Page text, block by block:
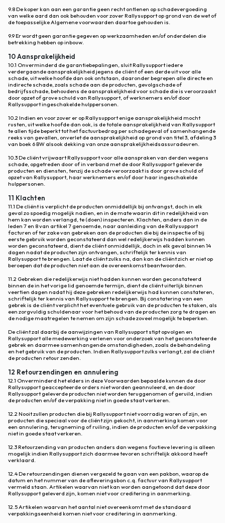
9.8 De koper kan aan een garantie geen recht ontlenen op schadevergoeding
van welke aard dan ook behouden voor zover Rallysupport op grond van de wet of
de toepasselijke Algemene voorwaarden daartoe gehouden is.
9.9 Er wordt geen garantie gegeven op werkzaamheden en/of onderdelen die
betrekking hebben op inbouw.
10 Aansprakelijkheid
10.1 Onverminderd de garantiebepalingen, sluit Rallysupport iedere
verdergaande aansprakelijkheid jegens de cliënt of een derde uit voor alle
schade, uit welke hoofde dan ook ontstaan, daaronder begrepen alle directe en
indirecte schade, zoals schade aan de producten, gevolgschade of
bedrijfsschade, behoudens de aansprakelijkheid voor schade die is veroorzaakt
door opzet of grove schuld van Rallysupport, of werknemers en/of door
Rallysupport ingeschakelde hulppersonen.
10.2 Indien en voor zover er op Rallysupport enige aansprakelijkheid mocht
rusten, uit welke hoofde dan ook, is de totale aansprakelijkheid van Rallysupport
te allen tijde beperkt tot het factuurbedrag per schadegeval of samenhangende
reeks van gevallen, onverlet de aansprakelijkheid op grond van titel 3, afdeling 3
van boek 6 BW alsook dekking van onze aansprakelijkheidsassuradeuren.
10.3 De cliënt vrijwaart Rallysupport voor alle aanspraken van derden wegens
schade, opgetreden door of in verband met de door Rallysupport geleverde
producten en diensten, tenzij de schade veroorzaakt is door grove schuld of
opzet van Rallysupport, haar werknemers en/of door haar ingeschakelde
hulppersonen.
11 Klachten
11.1 De cliënt is verplicht de producten onmiddellijk bij ontvangst, doch in elk
geval zo spoedig mogelijk nadien, en in de mate waarin dit in redelijkheid van
hem kan worden verlangd, te (doen) inspecteren. Klachten, anders dan in de
leden 7 en 8 van artikel 7 genoemde, naar aanleiding van de Rallysupport
facturen of ter zake van gebreken aan de producten die bij de inspectie of bij
eerste gebruik worden geconstateerd dan wel redelijkerwijs hadden kunnen
worden geconstateerd, dient de cliënt onmiddellijk, doch in elk geval binnen 14
dagen nadat de producten zijn ontvangen, schriftelijk ter kennis van
Rallysupport te brengen. Laat de cliënt zulks na, dan kan de cliënt zich er niet op
beroepen dat de producten niet aan de overeenkomst beantwoorden.
11.2 Gebreken die redelijkerwijs niet hadden kunnen worden geconstateerd
binnen de in het vorige lid genoemde termijn, dient de cliënt uiterlijk binnen
veertien dagen nadat hij deze gebreken redelijkerwijs had kunnen constateren,
schriftelijk ter kennis van Rallysupport te brengen. Bij constatering van een
gebrek is de cliënt verplicht het eventuele gebruik van de producten te staken, als
een zorgvuldig schuldenaar voor het behoud van de producten zorg te dragen en
de nodige maatregelen te nemen om zijn schade zoveel mogelijk te beperken.
De cliënt zal daarbij de aanwijzingen van Rallysupport stipt opvolgen en
Rallysupport alle medewerking verlenen voor onderzoek van het geconstateerde
gebrek en daarmee samenhangende omstandigheden, zoals de behandeling
en het gebruik van de producten. Indien Rallysupport zulks verlangt, zal de cliënt
de producten retour zenden.
12 Retourzendingen en annulering
12.1 Onverminderd het elders in deze Voorwaarden bepaalde kunnen de door
Rallysupport geaccepteerde orders niet worden geannuleerd, en de door
Rallysupport geleverde producten niet worden teruggenomen of geruild, indien
de producten en/of de verpakking niet in goede staat verkeren.
12.2 Nooit zullen producten die bij Rallysupport niet voorradig waren of zijn, en
producten die speciaal voor de cliënt zijn gekocht, in aanmerking komen voor
een annulering, terugneming of ruiling, indien de producten en/of de verpakking
niet in goede staat verkeren.
12.3 Retourzending van producten anders dan wegens foutieve levering is alleen
mogelijk indien Rallysupport zich daarmee tevoren schriftelijk akkoord heeft
verklaard.
12.4 De retourzendingen dienen vergezeld te gaan van een pakbon, waarop de
datum en het nummer van de afleveringsbon c.q. factuur van Rallysupport
vermeld staan. Artikelen waarvan niet kan worden aangetoond dat deze door
Rallysupport geleverd zijn, komen niet voor creditering in aanmerking.
12.5 Artikelen waarvan het aantal niet overeenkomt met de standaard
verpakkingseenheid komen niet voor creditering in aanmerking.